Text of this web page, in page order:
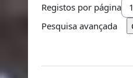
Registos por página
Ordem
Pesquisa avançada